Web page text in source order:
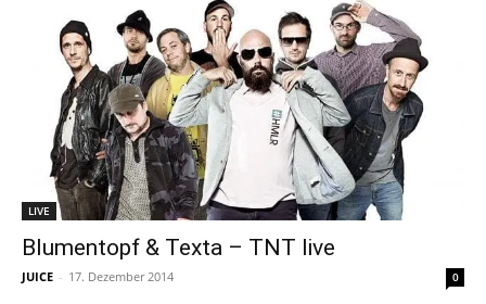
LIVE
Blumentopf & Texta – TNT live
JUICE - 17. Dezember 2014 0